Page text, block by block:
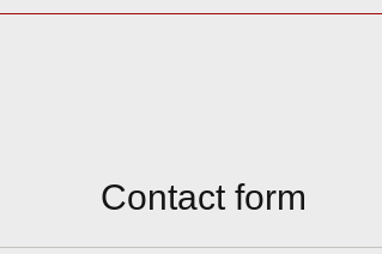
Contact form